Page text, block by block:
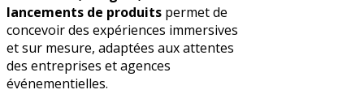
lancements de produits permet de
concevoir des expériences immersives
et sur mesure, adaptées aux attentes
des entreprises et agences
événementielles.